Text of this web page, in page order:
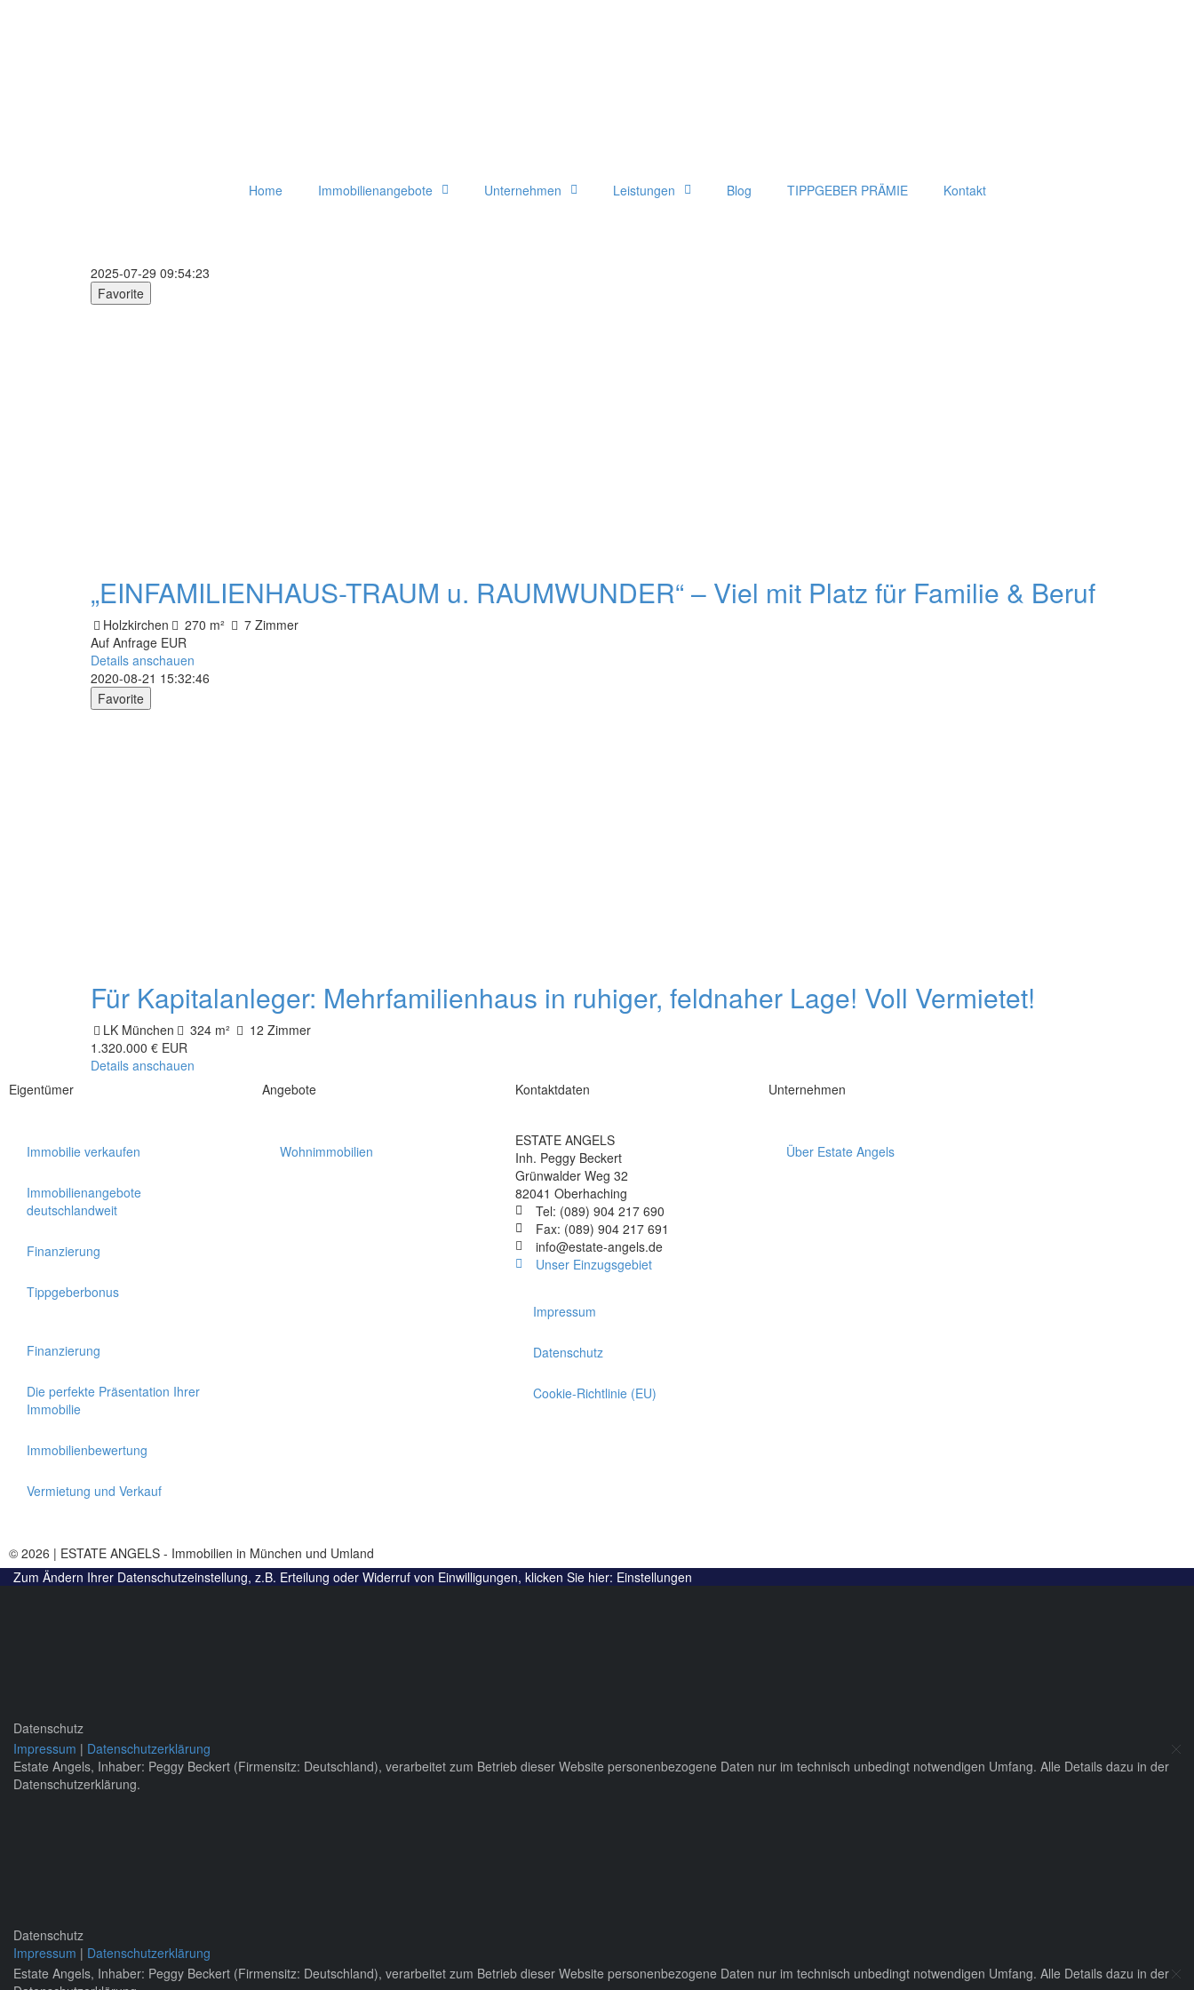
Home Immobilienangebote Unternehmen Leistungen Blog TIPPGEBER PRÄMIE Kontakt
2025-07-29 09:54:23
Favorite
„EINFAMILIENHAUS-TRAUM u. RAUMWUNDER“ – Viel mit Platz für Familie & Beruf
Holzkirchen 270 m²
7 Zimmer
Auf Anfrage EUR
Details anschauen
2020-08-21 15:32:46
Favorite
Für Kapitalanleger: Mehrfamilienhaus in ruhiger, feldnaher Lage! Voll Vermietet!
LK München 324 m²
12 Zimmer
1.320.000 € EUR
Details anschauen
Eigentümer
Immobilie verkaufen
Immobilienangebote
deutschlandweit
Finanzierung
Tippgeberbonus
Finanzierung
Die perfekte Präsentation Ihrer
Immobilie
Immobilienbewertung
Vermietung und Verkauf
Angebote
Wohnimmobilien
Kontaktdaten
ESTATE ANGELS
Inh. Peggy Beckert
Grünwalder Weg 32
82041 Oberhaching
Tel: (089) 904 217 690
Fax: (089) 904 217 691
info@estate-angels.de
Unser Einzugsgebiet
Impressum
Datenschutz
Cookie-Richtlinie (EU)
Unternehmen
Über Estate Angels
© 2026 | ESTATE ANGELS - Immobilien in München und Umland
Zum Ändern Ihrer Datenschutzeinstellung, z.B. Erteilung oder Widerruf von Einwilligungen, klicken Sie hier: Einstellungen
Datenschutz
Impressum | Datenschutzerklärung
Estate Angels, Inhaber: Peggy Beckert (Firmensitz: Deutschland), verarbeitet zum Betrieb dieser Website personenbezogene Daten nur im technisch unbedingt notwendigen Umfang. Alle Details dazu in der
Datenschutzerklärung.
Datenschutz
Impressum | Datenschutzerklärung
Estate Angels, Inhaber: Peggy Beckert (Firmensitz: Deutschland), verarbeitet zum Betrieb dieser Website personenbezogene Daten nur im technisch unbedingt notwendigen Umfang. Alle Details dazu in der